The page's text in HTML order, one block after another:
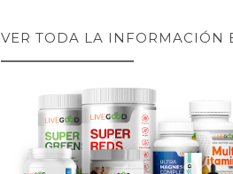
VER TODA LA INFORMACIÓN